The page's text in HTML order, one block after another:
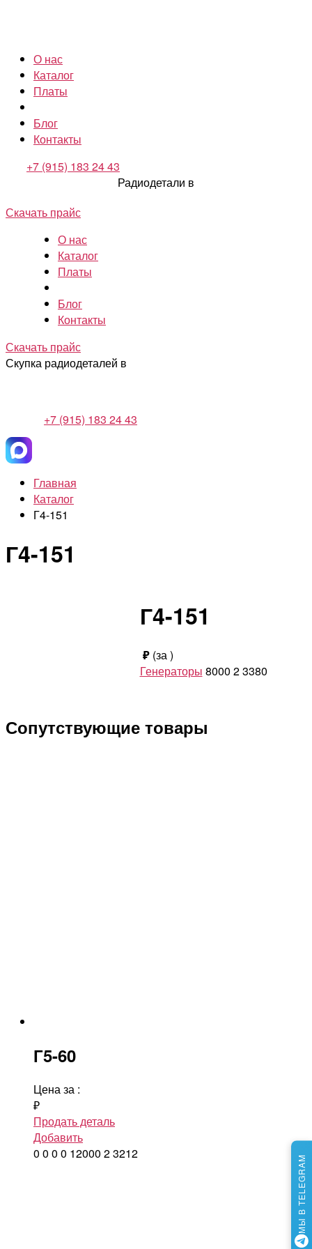
О нас
Каталог
Платы
Блог
Контакты
+7 (915) 183 24 43
Радиодетали в
Скачать прайс
О нас
Каталог
Платы
Блог
Контакты
Скачать прайс
Скупка радиодеталей в
+7 (915) 183 24 43
Главная
Каталог
Г4-151
Г4-151
Г4-151
₽ (за)
Генераторы 8000 23380
Сопутствующие товары
Г5-60
Цена за :
₽
Продать деталь
Добавить
0 0 0 0 12000 23212
МЫ В TELEGRAM